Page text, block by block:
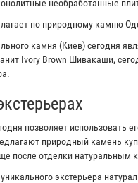
необработанные
по природному камню
камня (Киев) сегодня
Ivory Brown Шивакаши,
позволяет использовать
природный камень
после отделки натуральным
экстерьера